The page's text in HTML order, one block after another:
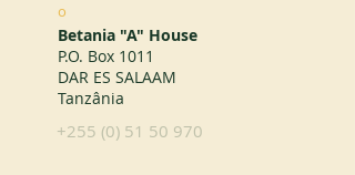
o
Betania "A" House
P.O. Box 1011
DAR ES SALAAM
Tanzânia
+255 (0) 51 50 970